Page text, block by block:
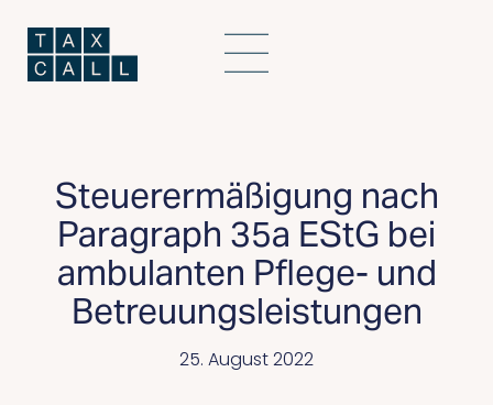
Steuerermäßigung nach
Paragraph 35a EStG bei
ambulanten Pflege- und
Betreuungsleistungen
25. August 2022